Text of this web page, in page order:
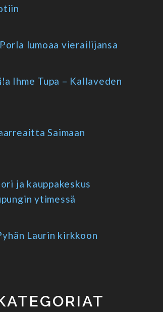
lumoaa vierailijansa
Ihme Tupa – Kallaveden
Saimaan
ja kauppakeskus
ytimessä
Laurin kirkkoon